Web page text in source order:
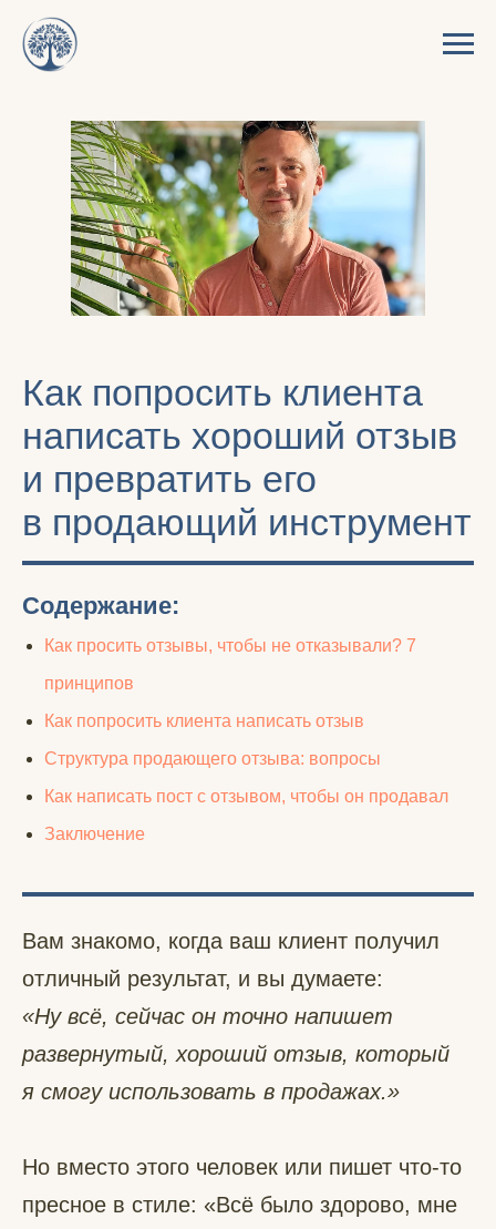
Как попросить клиента
написать хороший отзыв
и превратить его
в продающий инструмент
Содержание:
Как просить отзывы, чтобы не отказывали? 7
принципов
Как попросить клиента написать отзыв
Структура продающего отзыва: вопросы
Как написать пост с отзывом, чтобы он продавал
Заключение
Вам знакомо, когда ваш клиент получил
отличный результат, и вы думаете:
«Ну всё, сейчас он точно напишет
развернутый, хороший отзыв, который
я смогу использовать в продажах.»
Но вместо этого человек или пишет что-то
пресное в стиле: «Всё было здорово, мне